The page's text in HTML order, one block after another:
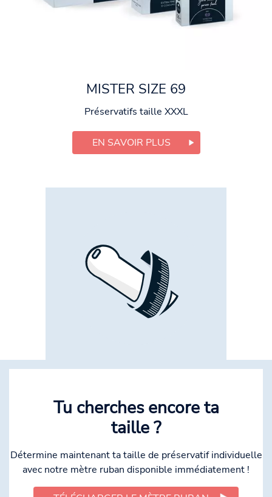
MISTER SIZE 69
Préservatifs taille XXXL
EN SAVOIR PLUS
Tu cherches encore ta
taille ?
Détermine maintenant ta taille de préservatif individuelle
avec notre mètre ruban disponible immédiatement !